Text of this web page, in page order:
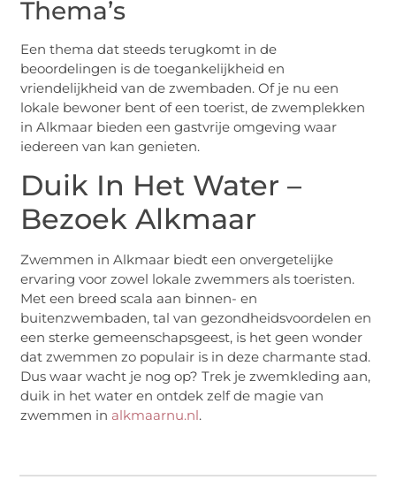
Thema’s
Een thema dat steeds terugkomt in de
beoordelingen is de toegankelijkheid en
vriendelijkheid van de zwembaden. Of je nu een
lokale bewoner bent of een toerist, de zwemplekken
in Alkmaar bieden een gastvrije omgeving waar
iedereen van kan genieten.
Duik In Het Water –
Bezoek Alkmaar
Zwemmen in Alkmaar biedt een onvergetelijke
ervaring voor zowel lokale zwemmers als toeristen.
Met een breed scala aan binnen- en
buitenzwembaden, tal van gezondheidsvoordelen en
een sterke gemeenschapsgeest, is het geen wonder
dat zwemmen zo populair is in deze charmante stad.
Dus waar wacht je nog op? Trek je zwemkleding aan,
duik in het water en ontdek zelf de magie van
zwemmen in alkmaarnu.nl.